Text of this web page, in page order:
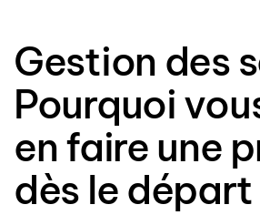
Gestion des
Pourquoi
en faire une
dès le départ